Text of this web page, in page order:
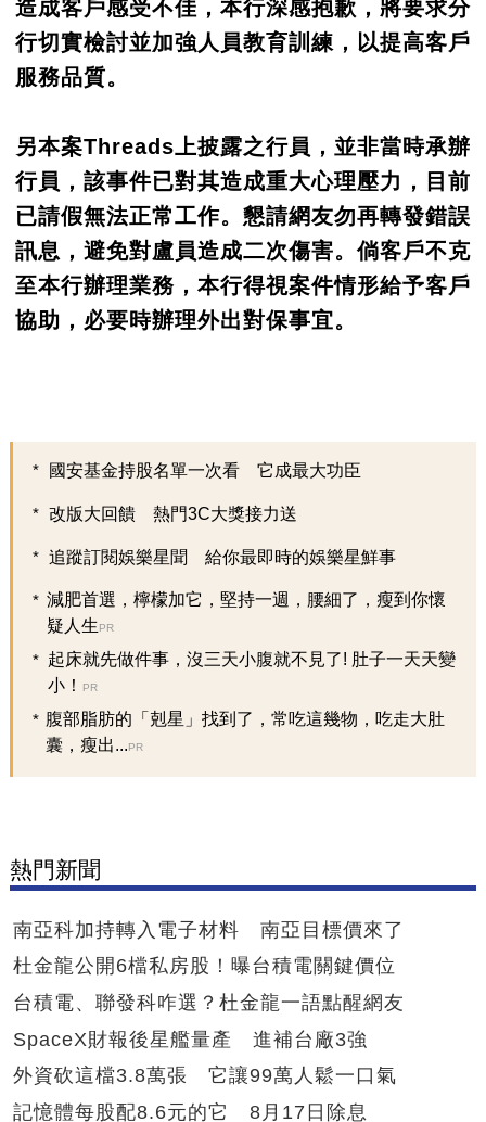
造成客戶感受不佳，本行深感抱歉，將要求分
行切實檢討並加強人員教育訓練，以提高客戶
服務品質。
另本案Threads上披露之行員，並非當時承辦
行員，該事件已對其造成重大心理壓力，目前
已請假無法正常工作。懇請網友勿再轉發錯誤
訊息，避免對盧員造成二次傷害。倘客戶不克
至本行辦理業務，本行得視案件情形給予客戶
協助，必要時辦理外出對保事宜。
國安基金持股名單一次看 它成最大功臣
改版大回饋 熱門3C大獎接力送
追蹤訂閱娛樂星聞 給你最即時的娛樂星鮮事
減肥首選，檸檬加它，堅持一週，腰細了，瘦到你懷
疑人生PR
起床就先做件事，沒三天小腹就不見了! 肚子一天天變
小！
PR
腹部脂肪的「剋星」找到了，常吃這幾物，吃走大肚
囊，瘦出...PR
熱門新聞
南亞科加持轉入電子材料 南亞目標價來了
杜金龍公開6檔私房股！曝台積電關鍵價位
台積電、聯發科咋選？杜金龍一語點醒網友
SpaceX財報後星艦量產 進補台廠3強
外資砍這檔3.8萬張 它讓99萬人鬆一口氣
記憶體每股配8.6元的它 8月17日除息